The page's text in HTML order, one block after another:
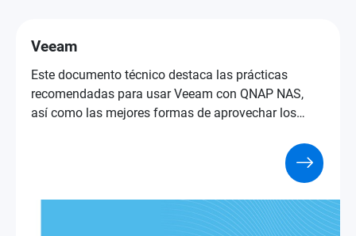
Veeam
Este documento técnico destaca las prácticas
recomendadas para usar Veeam con QNAP NAS,
así como las mejores formas de aprovechar los